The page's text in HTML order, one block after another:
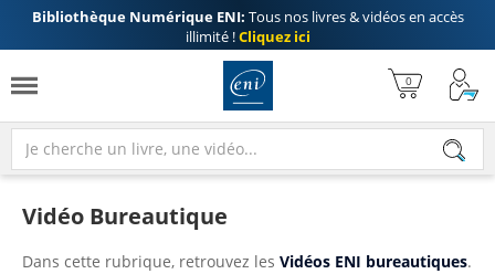
Bibliothèque Numérique ENI: Tous nos livres & vidéos en accès
illimité !Cliquez ici
Vidéo Bureautique
Dans cette rubrique, retrouvez les Vidéos ENI bureautiques.